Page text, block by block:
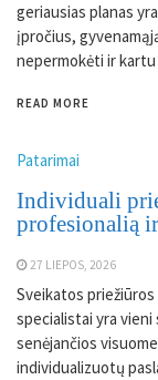
geriausias planas
įpročius,
nepermokėti ir
READ MORE
Patarimai
Individuali
profesionalią
27 LIEPOS, 2026
Sveikatos
specialistai yra vieni
senėjančios
individualizuotų